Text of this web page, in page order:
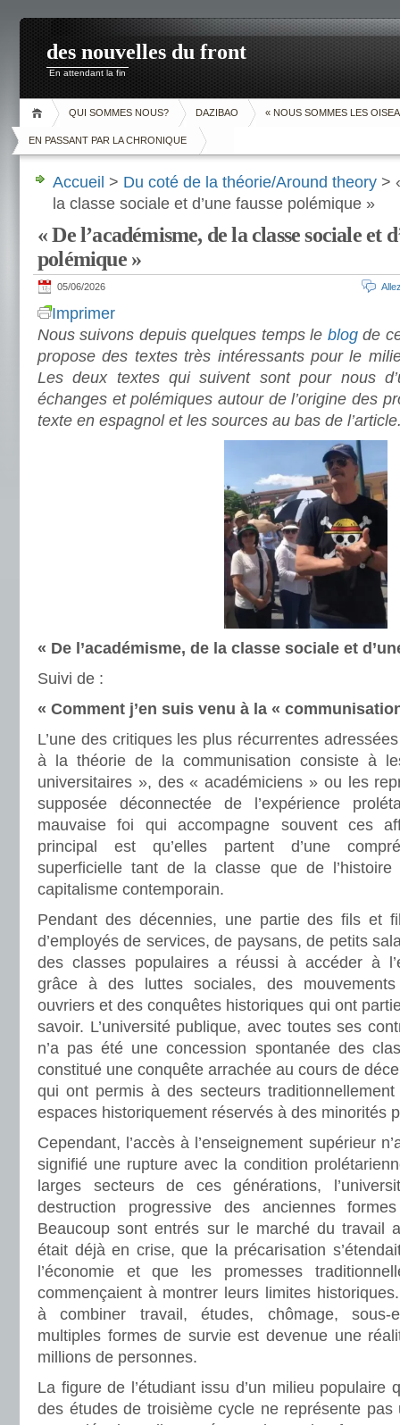
des nouvelles du front
En attendant la fin
QUI SOMMES NOUS? DAZIBAO « NOUS SOMMES LES
EN PASSANT PAR LA CHRONIQUE
Accueil > Du coté de la théorie/Around theory >
la classe sociale et d’une fausse polémique »
« De l’académisme, de la classe sociale et
polémique »
05/06/2026
Imprimer
Nous suivons depuis quelques temps le blogde
propose des textes très intéressants pour le
Les deux textes qui suivent sont pour nous
échanges et polémiques autour de l’origine des
texte en espagnol et les sources au bas de
« De l’académisme, de la classe sociale et
Suivi de :
« Comment j’en suis venu à la «
L’une des critiques les plus récurrentes
à la théorie de la communisation consiste à
universitaires », des « académiciens » ou les
supposée déconnectée de l’expérience
mauvaise foi qui accompagne souvent ces
principal est qu’elles partent d’une
superficielle tant de la classe que de l’histoire
capitalisme contemporain.
Pendant des décennies, une partie des fils et
d’employés de services, de paysans, de petits
des classes populaires a réussi à accéder à
grâce à des luttes sociales, des
ouvriers et des conquêtes historiques qui ont
savoir. L’université publique, avec toutes ses
n’a pas été une concession spontanée des
constitué une conquête arrachée au cours de
qui ont permis à des secteurs traditionnellement
espaces historiquement réservés à des minorités
Cependant, l’accès à l’enseignement supérieur
signifié une rupture avec la condition
larges secteurs de ces générations,
destruction progressive des anciennes
Beaucoup sont entrés sur le marché du travail
était déjà en crise, que la précarisation
l’économie et que les promesses
commençaient à montrer leurs limites
à combiner travail, études, chômage, sous-
multiples formes de survie est devenue une
millions de personnes.
La figure de l’étudiant issu d’un milieu populaire
des études de troisième cycle ne représente pas